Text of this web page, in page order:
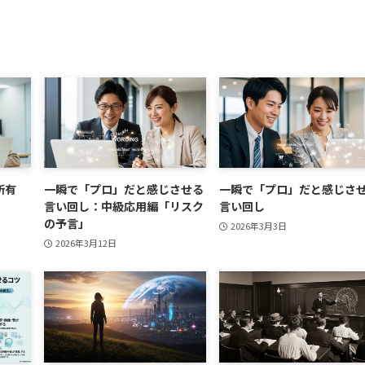
有
一瞬で「プロ」だと感じさせる
言い回し：中級応用編「リスク
の予言」
2026年3月12日
一瞬で「プロ」だと感じさ
言い回し
2026年3月3日